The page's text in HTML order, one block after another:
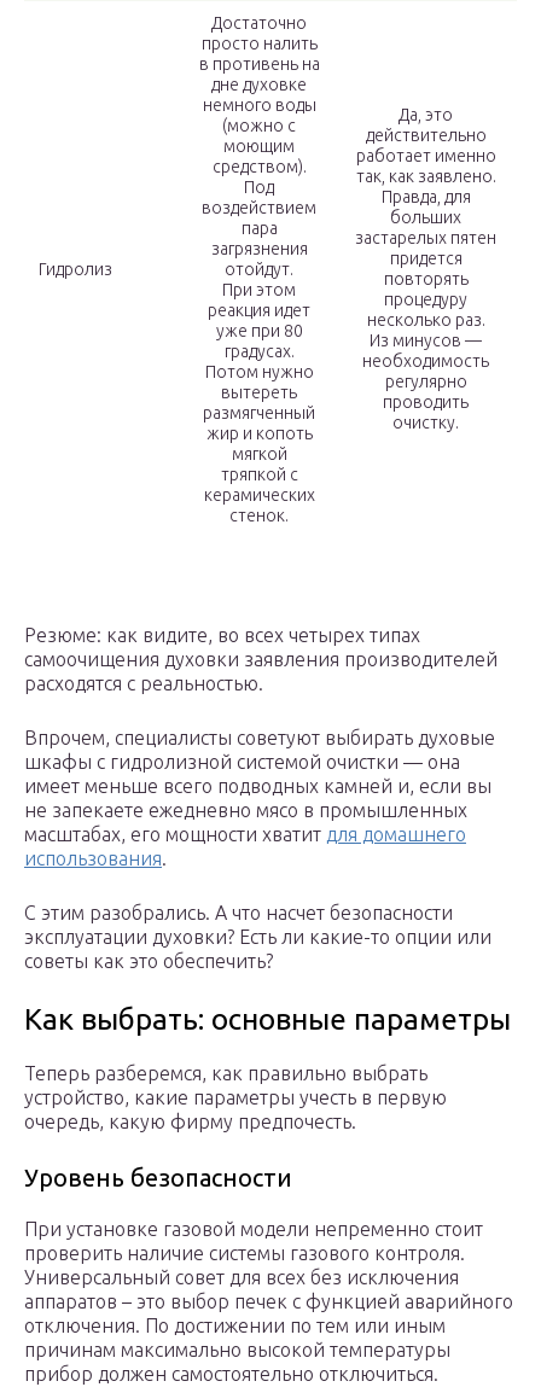
Гидролиз
Достаточно
просто налить
в противень на
дне духовке
немного воды
(можно с
моющим
средством).
Под
воздействием
пара
загрязнения
отойдут.
При этом
реакция идет
уже при 80
градусах.
Потом нужно
вытереть
размягченный
жир и копоть
мягкой
тряпкой с
керамических
стенок.
Да, это
действительно
работает именно
так, как заявлено.
Правда, для
больших
застарелых пятен
придется
повторять
процедуру
несколько раз.
Из минусов —
необходимость
регулярно
проводить
очистку.
Резюме: как видите, во всех четырех типах
самоочищения духовки заявления производителей
расходятся с реальностью.
Впрочем, специалисты советуют выбирать духовые
шкафы с гидролизной системой очистки — она
имеет меньше всего подводных камней и, если вы
не запекаете ежедневно мясо в промышленных
масштабах, его мощности хватит для домашнего
использования.
С этим разобрались. А что насчет безопасности
эксплуатации духовки? Есть ли какие-то опции или
советы как это обеспечить?
Как выбрать: основные параметры
Теперь разберемся, как правильно выбрать
устройство, какие параметры учесть в первую
очередь, какую фирму предпочесть.
Уровень безопасности
При установке газовой модели непременно стоит
проверить наличие системы газового контроля.
Универсальный совет для всех без исключения
аппаратов – это выбор печек с функцией аварийного
отключения. По достижении по тем или иным
причинам максимально высокой температуры
прибор должен самостоятельно отключиться.